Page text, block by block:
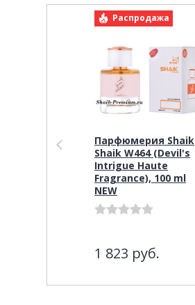
Распродажа
Парфюмерия Shaik
Shaik W464 (Devil's
Intrigue Haute
Fragrance), 100 ml
NEW
1 823 руб.